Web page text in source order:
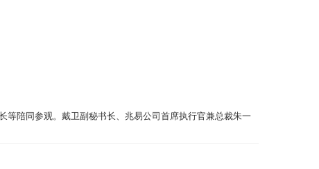
奇致欢迎词，他对专家领导的莅临表示欢迎并介绍
人才的重要平台，鼓励同学们能本着求实创新的态
等陪同参观。戴卫副秘书长、兆易公司首席执行官兼总裁朱一